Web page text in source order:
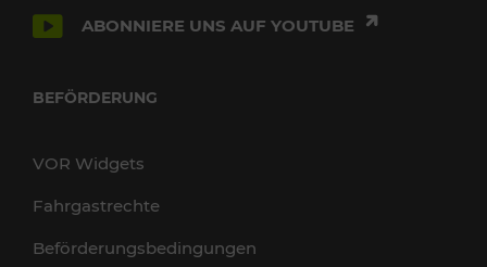
ABONNIERE UNS AUF YOUTUBE
BEFÖRDERUNG
VOR Widgets
Fahrgastrechte
Beförderungsbedingungen